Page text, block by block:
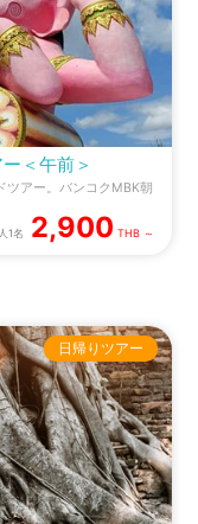
＜午前＞
ツアー。バンコクMBK朝
1名 2,900 THB ～
日帰りツアー